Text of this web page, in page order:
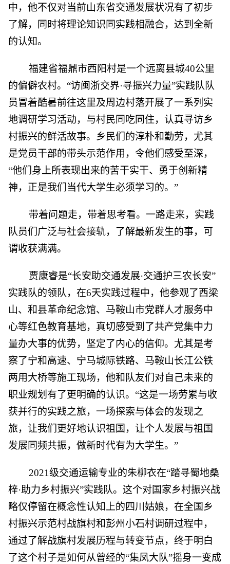
中，他不仅对当前山东省交通发展状况有了初步
了解，同时将理论知识同实践相融合，达到全新
的认知。
福建省福鼎市西阳村是一个远离县城40公里
的偏僻农村。“访闽浙交界·寻振兴力量”实践队队
员冒着酷暑前往这里及周边村落开展了一系列实
地调研学习活动，与村民同吃同住，认真寻访乡
村振兴的鲜活故事。乡民们的淳朴和勤劳，尤其
是党员干部的带头示范作用，令他们感受至深，
“他们身上所表现出来的苦干实干、勇于创新精
神，正是我们当代大学生必须学习的。”
带着问题走，带着思考看。一路走来，实践
队员们广泛与社会接轨，了解最新发生的事，可
谓收获满满。
贾康睿是“长安助交通发展·交通护三农长安”
实践队的领队，在6天实践过程中，他参观了西梁
山、和县革命纪念馆、马鞍山市党群人才服务中
心等红色教育基地，真切感受到了共产党集中力
量办大事的优势，坚定了内心的信仰。尤其是考
察了宁和高速、宁马城际铁路、马鞍山长江公铁
两用大桥等施工现场，他和队友们对自己未来的
职业规划有了更明确的认识。“这是一场劳累与收
获并行的实践之旅，一场探索与体会的发现之
旅，让我们更好地认识祖国，让个人发展与祖国
发展同频共振，做新时代有为大学生。”
2021级交通运输专业的朱柳衣在“踏寻蜀地桑
梓·助力乡村振兴”实践队。这个对国家乡村振兴战
略仅停留在概念性认知上的四川姑娘，在全国乡
村振兴示范村战旗村和彭州小石村调研过程中，
通过了解战旗村发展历程与转变节点，终于明白
了这个村子是如何从曾经的“集凤大队”摇身一变成